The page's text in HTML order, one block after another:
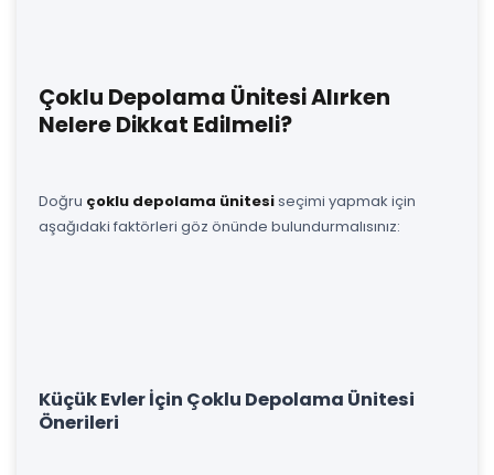
Çoklu Depolama Ünitesi Alırken
Nelere Dikkat Edilmeli?
Doğru çoklu depolama ünitesiseçimi yapmak için
aşağıdaki faktörleri göz önünde bulundurmalısınız:
Küçük Evler İçin Çoklu Depolama Ünitesi
Önerileri